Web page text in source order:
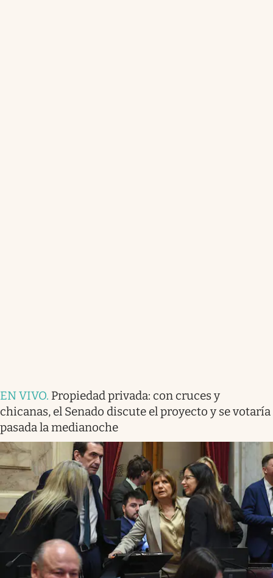
EN VIVO. Propiedad privada: con cruces y
chicanas, el Senado discute el proyecto y se votaría
pasada la medianoche